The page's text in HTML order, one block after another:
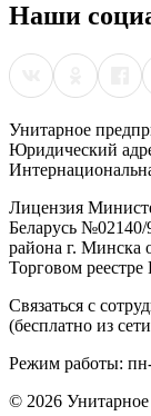
Наши
Унитарное
Юридический
Лицензия
Беларусь
района г. Минска
Торговом
Связаться с
(бесплатно из
Режим работы:
© 2026